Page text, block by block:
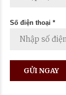
Số điện thoại *